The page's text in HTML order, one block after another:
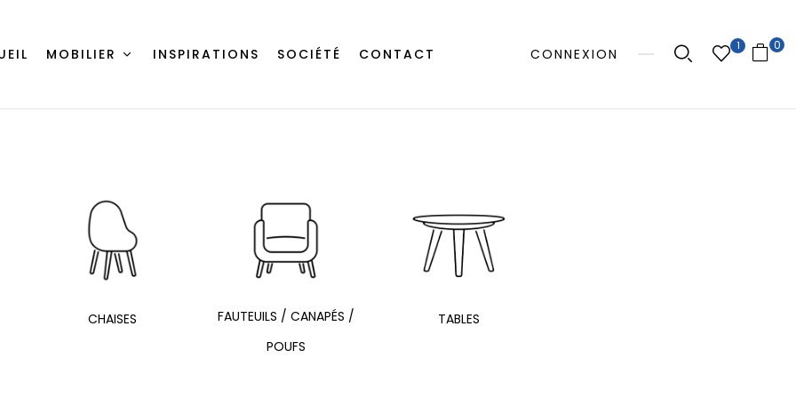
MOBILIER INSPIRATIONS SOCIÉTÉ CONTACT CONNEXION
1 0
CHAISES
FAUTEUILS / CANAPÉS /
POUFS
TABLES